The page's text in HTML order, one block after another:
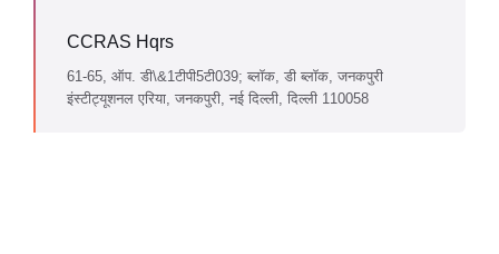
CCRAS Hqrs
61-65, ऑप. डी\&1टीपी5टी039; ब्लॉक, डी ब्लॉक, जनकपुरी
इंस्टीट्यूशनल एरिया, जनकपुरी, नई दिल्ली, दिल्ली 110058